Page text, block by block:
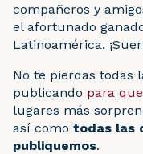
compañeros y
el afortunado
Latinoamérica.
No te pierdas todas
publicando para
lugares más
así como todas las
publiquemos.